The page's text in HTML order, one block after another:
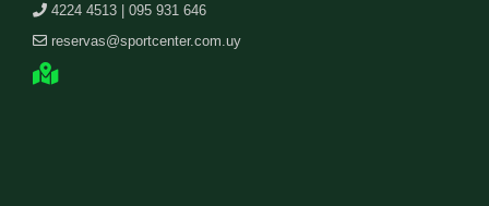
4224 4513 | 095 931 646
reservas@sportcenter.com.uy